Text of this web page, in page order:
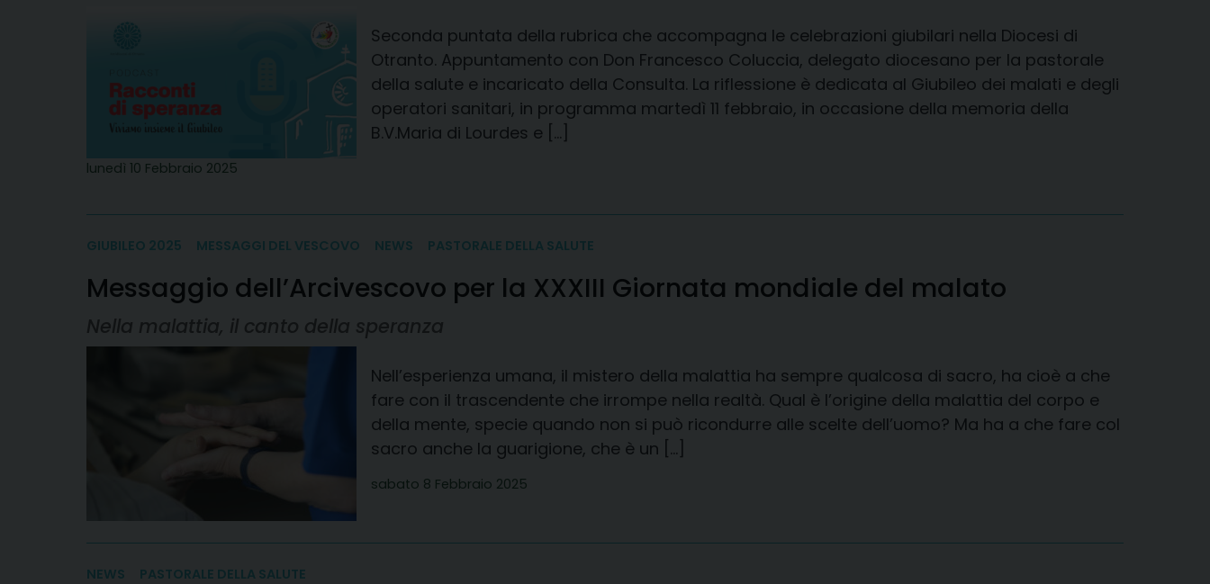
Seconda puntata della rubrica che accompagna le celebrazioni giubilari nella Diocesi di
Otranto. Appuntamento con Don Francesco Coluccia, delegato diocesano per la pastorale
della salute e incaricato della Consulta. La riflessione è dedicata al Giubileo dei malati e degli
operatori sanitari, in programma martedì 11 febbraio, in occasione della memoria della
B.V.Maria di Lourdes e […]
lunedì 10 Febbraio 2025
GIUBILEO 2025 MESSAGGI DEL VESCOVO NEWS PASTORALE DELLA SALUTE
Messaggio dell’Arcivescovo per la XXXIII Giornata mondiale del malato
Nella malattia, il canto della speranza
Nell’esperienza umana, il mistero della malattia ha sempre qualcosa di sacro, ha cioè a che
fare con il trascendente che irrompe nella realtà. Qual è l’origine della malattia del corpo e
della mente, specie quando non si può ricondurre alle scelte dell’uomo? Ma ha a che fare col
sacro anche la guarigione, che è un […]
sabato 8 Febbraio 2025
NEWS PASTORALE DELLA SALUTE